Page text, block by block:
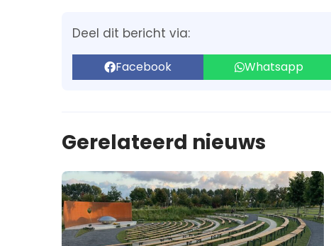
Deel dit bericht via:
Facebook Whatsapp
Gerelateerd nieuws